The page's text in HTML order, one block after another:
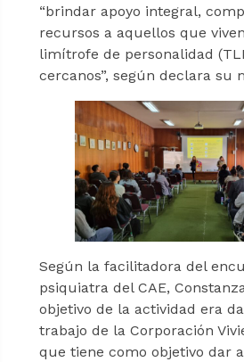
“brindar apoyo integral,
recursos a aquellos que
limítrofe de personalidad
cercanos”, según declara su
Según la facilitadora del
psiquiatra del CAE,
objetivo de la actividad era
trabajo de la Corporación
que tiene como objetivo dar